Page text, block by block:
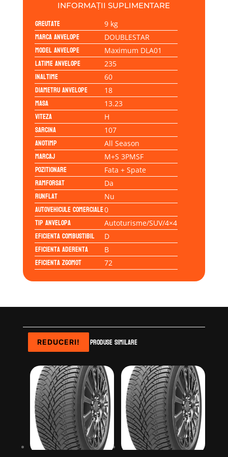
INFORMAȚII SUPLIMENTARE
Greutate 9 kg
Marca anvelope DOUBLESTAR
Model anvelope Maximum DLA01
Latime anvelope 235
Inaltime 60
Diametru anvelope 18
Masa 13.23
Viteza H
Sarcina 107
Anotimp All Season
Marcaj M+S 3PMSF
Pozitionare Fata + Spate
Ramforsat Da
Runflat Nu
Autovehicule comerciale0
Tip anvelopa Autoturisme/SUV/4×4
Eficienta Combustibil D
Eficienta Aderenta B
Eficienta Zgomot 72
Produse similare
REDUCERI!
REDUCERI!
REDUCERI!
REDUCERI!